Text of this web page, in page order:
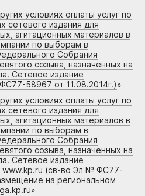
условиях оплаты услуг по
сетевого издания для
агитационных материалов в
по выборам в
Собрания
созыва, назначенных на
Сетевое издание
58967 от 11.08.2014г.)»
условиях оплаты услуг по
сетевого издания для
агитационных материалов в
по выборам в
Собрания
созыва, назначенных на
Сетевое издание
www.kp.ru (св-во Эл № ФС77-
на региональном
»